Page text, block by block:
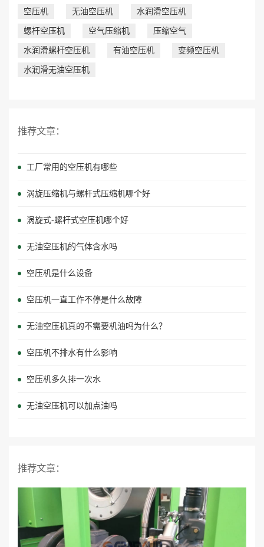
空压机 无油空压机 水润滑空压机
螺杆空压机 空气压缩机 压缩空气
水润滑螺杆空压机 有油空压机 变频空压机
水润滑无油空压机
推荐文章：
工厂常用的空压机有哪些
涡旋压缩机与螺杆式压缩机哪个好
涡旋式-螺杆式空压机哪个好
无油空压机的气体含水吗
空压机是什么设备
空压机一直工作不停是什么故障
无油空压机真的不需要机油吗为什么？
空压机不排水有什么影响
空压机多久排一次水
无油空压机可以加点油吗
推荐文章：